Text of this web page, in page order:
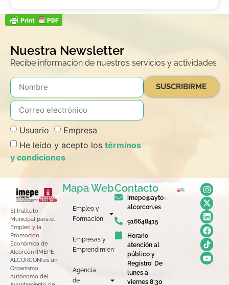
Nuestra Newsletter
Recibe información de nuestros servicios y actividades
Usuario
Empresa
He leido y acepto los términos
y condiciones
SUSCRIBIRME
El Instituto
Municipal para el
Empleo y la
Promoción
Económica de
Alcorcón (IMEPE
ALCORCÓN),es un
Organismo
Autónomo del
Mapa Web
Empleo y
Formación
Empresas y
Emprendimiento
Agencia
de
Contacto
imepe@ayto-
alcorcon.es
916648415
Horario
atención al
público y
Registro: De
lunes a
viernes 8:30